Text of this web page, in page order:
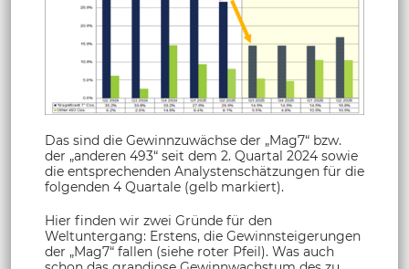
Das sind die Gewinnzuwächse der „Mag7“ bzw.
der „anderen 493“ seit dem 2. Quartal 2024 sowie
die entsprechenden Analystenschätzungen für die
folgenden 4 Quartale (gelb markiert).
Hier finden wir zwei Gründe für den
Weltuntergang: Erstens, die Gewinnsteigerungen
der „Mag7“ fallen (siehe roter Pfeil). Was auch